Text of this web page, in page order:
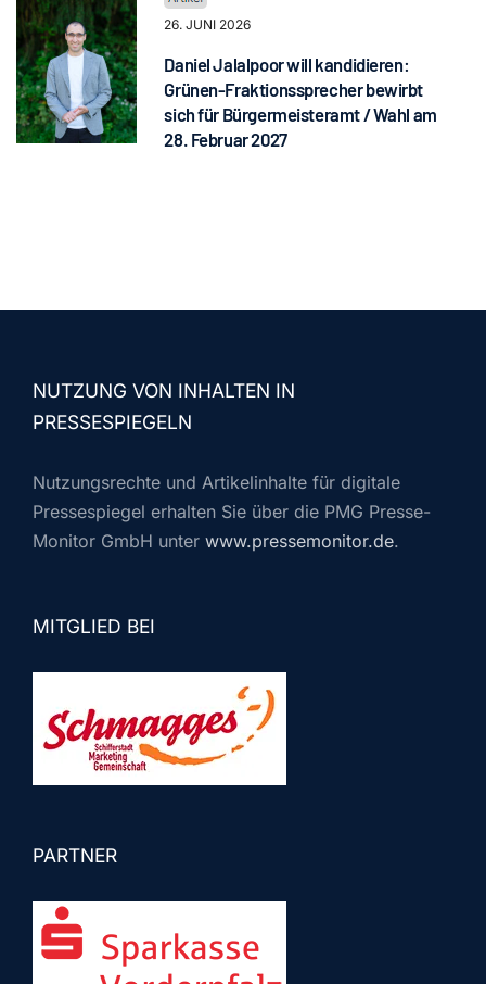
26. JUNI 2026
Daniel Jalalpoor will kandidieren:
Grünen-Fraktionssprecher bewirbt
sich für Bürgermeisteramt / Wahl am
28. Februar 2027
NUTZUNG VON INHALTEN IN
PRESSESPIEGELN
Nutzungsrechte und Artikelinhalte für digitale
Pressespiegel erhalten Sie über die PMG Presse-
Monitor GmbH unter www.pressemonitor.de.
MITGLIED BEI
PARTNER